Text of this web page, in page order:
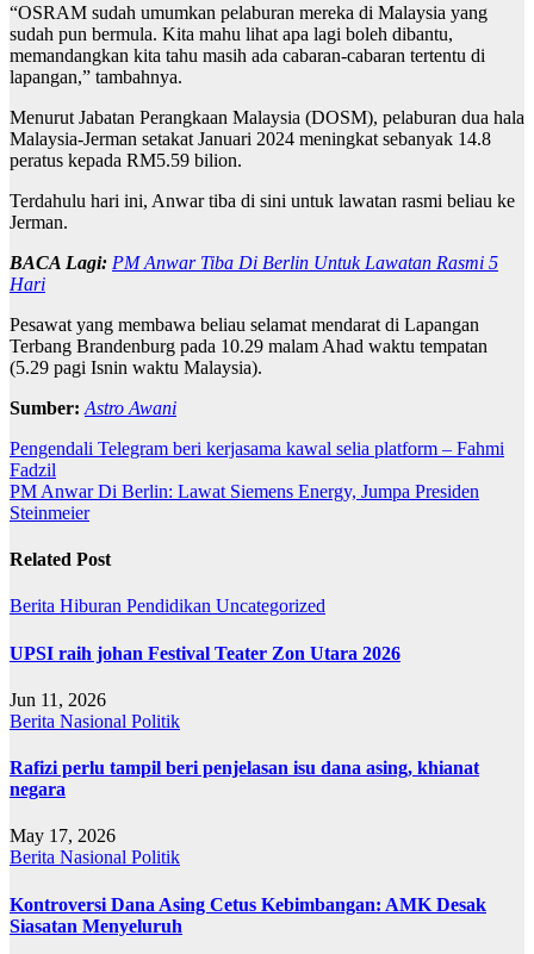
“OSRAM sudah umumkan pelaburan mereka di Malaysia yang
sudah pun bermula. Kita mahu lihat apa lagi boleh dibantu,
memandangkan kita tahu masih ada cabaran-cabaran tertentu di
lapangan,” tambahnya.
Menurut Jabatan Perangkaan Malaysia (DOSM), pelaburan dua hala
Malaysia-Jerman setakat Januari 2024 meningkat sebanyak 14.8
peratus kepada RM5.59 bilion.
Terdahulu hari ini, Anwar tiba di sini untuk lawatan rasmi beliau ke
Jerman.
BACA Lagi: PM Anwar Tiba Di Berlin Untuk Lawatan Rasmi 5
Hari
Pesawat yang membawa beliau selamat mendarat di Lapangan
Terbang Brandenburg pada 10.29 malam Ahad waktu tempatan
(5.29 pagi Isnin waktu Malaysia).
Sumber: Astro Awani
Post
navigation
Pengendali Telegram beri kerjasama kawal selia platform – Fahmi
Fadzil
PM Anwar Di Berlin: Lawat Siemens Energy, Jumpa Presiden
Steinmeier
Related Post
Berita Hiburan Pendidikan Uncategorized
UPSI raih johan Festival Teater Zon Utara 2026
Jun 11, 2026
Berita Nasional Politik
Rafizi perlu tampil beri penjelasan isu dana asing, khianat
negara
May 17, 2026
Berita Nasional Politik
Kontroversi Dana Asing Cetus Kebimbangan: AMK Desak
Siasatan Menyeluruh